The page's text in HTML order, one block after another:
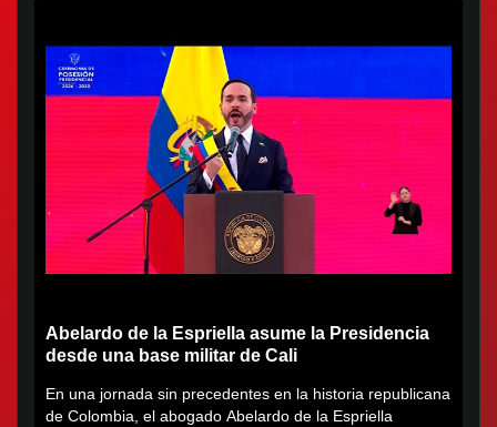
Abelardo de la Espriella asume la Presidencia
desde una base militar de Cali
En una jornada sin precedentes en la historia republicana
de Colombia, el abogado Abelardo de la Espriella